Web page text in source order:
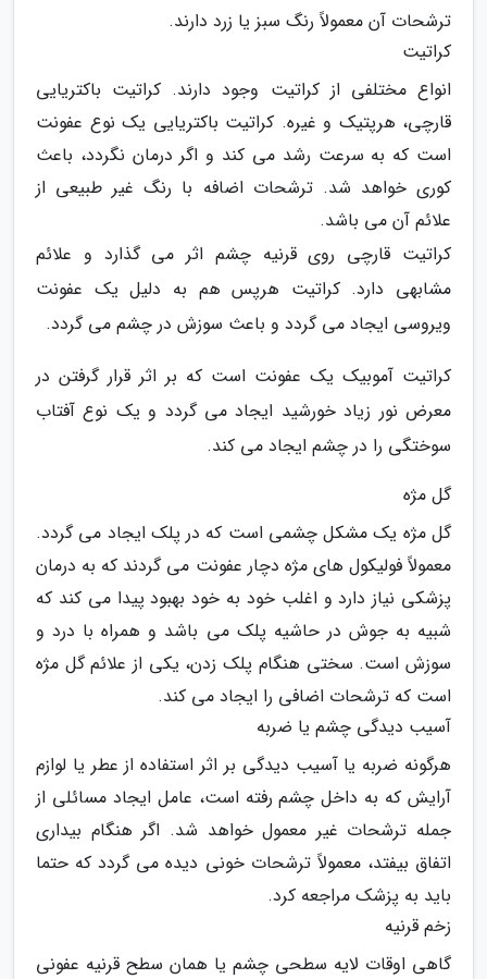
ترشحات آن معمولاً رنگ سبز یا زرد دارند.
کراتیت
انواع مختلفی از کراتیت وجود دارند. کراتیت باکتریایی
قارچی، هرپتیک و غیره. کراتیت باکتریایی یک نوع عفونت
است که به سرعت رشد می کند و اگر درمان نگردد، باعث
کوری خواهد شد. ترشحات اضافه با رنگ غیر طبیعی از
علائم آن می باشد.
کراتیت قارچی روی قرنیه چشم اثر می گذارد و علائم
مشابهی دارد. کراتیت هرپس هم به دلیل یک عفونت
ویروسی ایجاد می گردد و باعث سوزش در چشم می گردد.
کراتیت آموبیک یک عفونت است که بر اثر قرار گرفتن در
معرض نور زیاد خورشید ایجاد می گردد و یک نوع آفتاب
سوختگی را در چشم ایجاد می کند.
گل مژه
گل مژه یک مشکل چشمی است که در پلک ایجاد می گردد.
معمولاً فولیکول های مژه دچار عفونت می گردند که به درمان
پزشکی نیاز دارد و اغلب خود به خود بهبود پیدا می کند که
شبیه به جوش در حاشیه پلک می باشد و همراه با درد و
سوزش است. سختی هنگام پلک زدن، یکی از علائم گل مژه
است که ترشحات اضافی را ایجاد می کند.
آسیب دیدگی چشم یا ضربه
هرگونه ضربه یا آسیب دیدگی بر اثر استفاده از عطر یا لوازم
آرایش که به داخل چشم رفته است، عامل ایجاد مسائلی از
جمله ترشحات غیر معمول خواهد شد. اگر هنگام بیداری
اتفاق بیفتد، معمولاً ترشحات خونی دیده می گردد که حتما
باید به پزشک مراجعه کرد.
زخم قرنیه
گاهی اوقات لایه سطحی چشم یا همان سطح قرنیه عفونی